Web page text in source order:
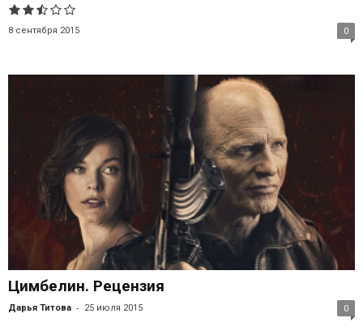
8 сентября 2015 0
Цимбелин. Рецензия
Дарья Титова - 25 июля 2015 0